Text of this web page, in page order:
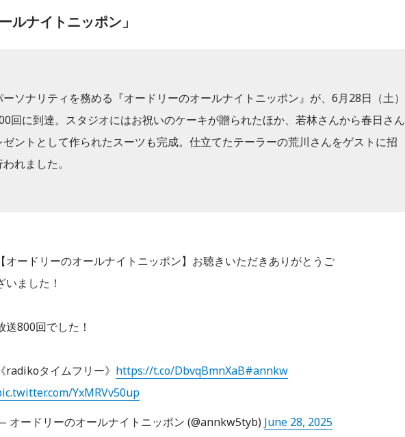
ルナイトニッポン」
ソナリティを務める『オードリーのオールナイトニッポン』が、6月28日（土）
回に到達。スタジオにはお祝いのケーキが贈られたほか、若林さんから春日さん
ントとして作られたスーツも完成。仕立てたテーラーの荒川さんをゲストに招
れました。
【オードリーのオールナイトニッポン】お聴きいただきありがとうご
いました！
送800回でした！
《radikoタイムフリー》 https://t.co/DbvqBmnXaB#annkw
YxMRVv50up
オードリーのオールナイトニッポン (@annkw5tyb) June 28, 2025